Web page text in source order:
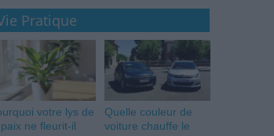
Pratique
votre lys de
ne fleurit-il
Quelle couleur de
voiture chauffe le